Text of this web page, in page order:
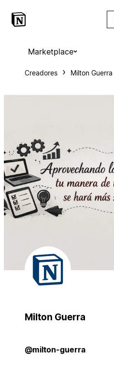
Marketplace
Creadores Milton Guerra
Milton Guerra
@milton-guerra